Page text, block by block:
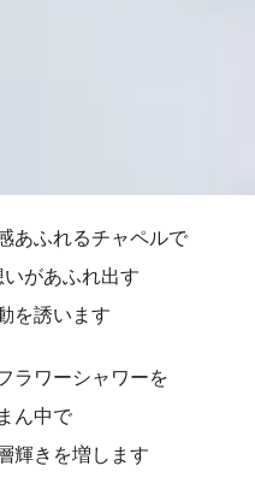
あふれるチャペルで
いがあふれ出す
を誘います
ラワーシャワーを
ん中で
輝きを増します